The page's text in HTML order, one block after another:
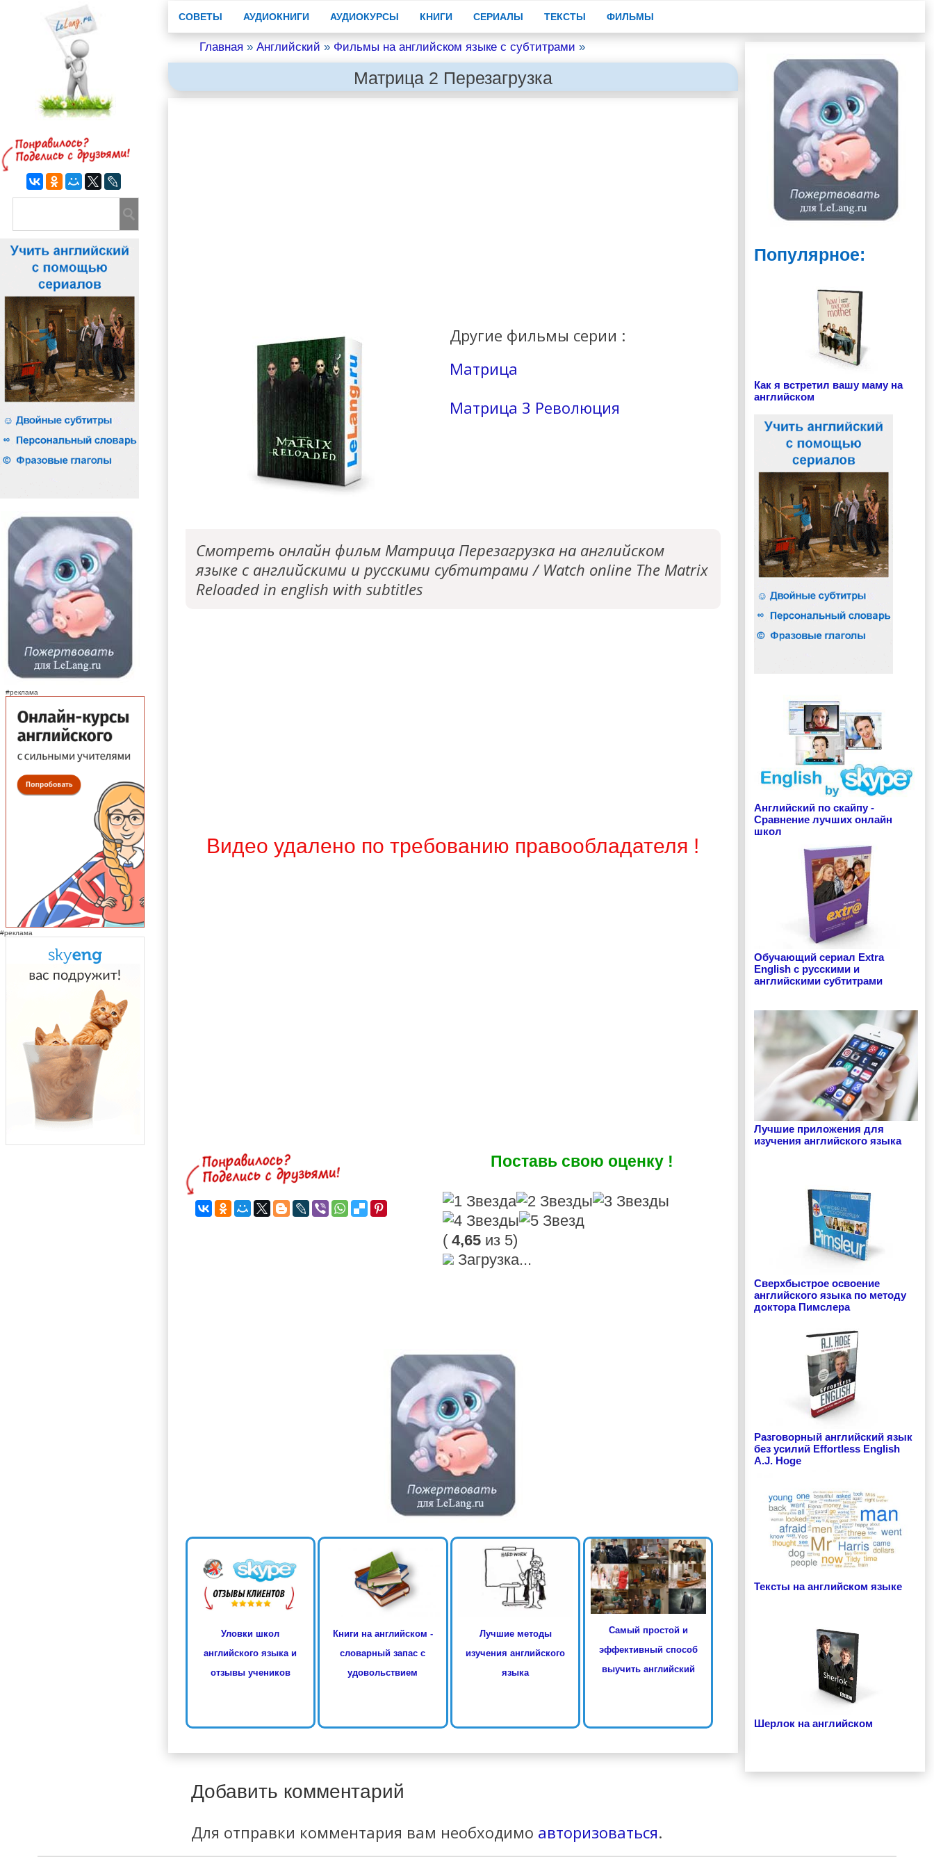
#реклама
#реклама
СОВЕТЫ АУДИОКНИГИ АУДИОКУРСЫ КНИГИ СЕРИАЛЫ ТЕКСТЫ ФИЛЬМЫ
Главная » Английский » Фильмы на английском языке с субтитрами »
Матрица 2 Перезагрузка
Другие фильмы серии :
Матрица
Матрица 3 Революция
Смотреть онлайн фильм Матрица Перезагрузка на английском
языке с английскими и русскими субтитрами / Watch online The Matrix
Reloaded in english with subtitles
Видео удалено по требованию правообладателя !
Поставь свою оценку !
(4,65 из 5)
Загрузка...
Уловки школ
английского языка и
отзывы учеников
Книги на английском -
словарный запас с
удовольствием
Лучшие методы
изучения английского
языка
Самый простой и
эффективный способ
выучить английский
Добавить комментарий
Для отправки комментария вам необходимо авторизоваться.
Популярное:
Как я встретил вашу маму на
английском
Английский по скайпу -
Сравнение лучших онлайн
школ
Обучающий сериал Extra
English с русскими и
английскими субтитрами
Лучшие приложения для
изучения английского языка
Сверхбыстрое освоение
английского языка по методу
доктора Пимслера
Разговорный английский язык
без усилий Effortless English
A.J. Hoge
Тексты на английском языке
Шерлок на английском